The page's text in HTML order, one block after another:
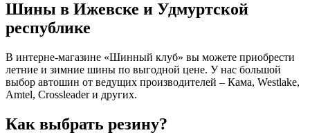
Шины в Ижевске и Удмуртской
республике
В интерне-магазине «Шинный клуб» вы можете приобрести
летние и зимние шины по выгодной цене. У нас большой
выбор автошин от ведущих производителей – Кама, Westlake,
Amtel, Crossleader и других.
Как выбрать резину?